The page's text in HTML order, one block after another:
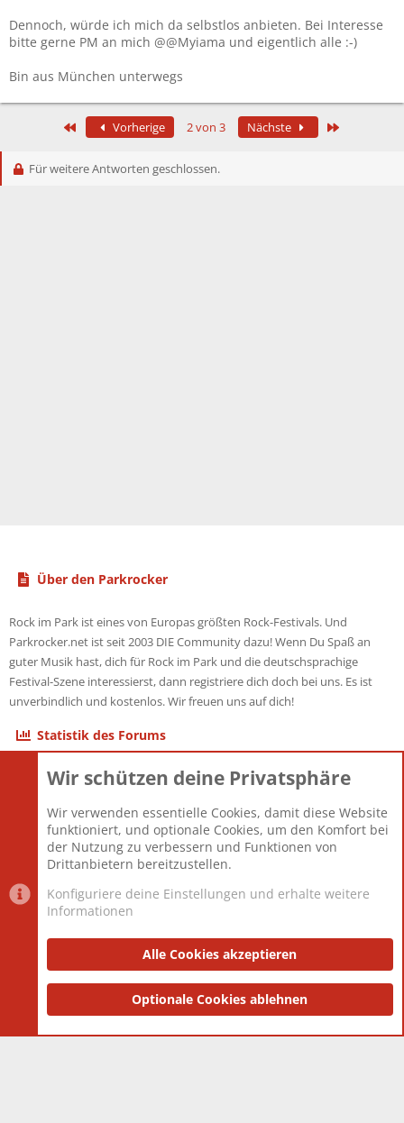
Dennoch, würde ich mich da selbstlos anbieten. Bei Interesse
bitte gerne PM an mich @@Myiama und eigentlich alle :-)
Bin aus München unterwegs
Erste Vorherige 2 von 3 Nächste
Für weitere Antworten geschlossen.
Über den Parkrocker
Rock im Park ist eines von Europas größten Rock-Festivals. Und
Parkrocker.net ist seit 2003 DIE Community dazu! Wenn Du Spaß an
guter Musik hast, dich für Rock im Park und die deutschsprachige
Festival-Szene interessierst, dann registriere dich doch bei uns. Es ist
unverbindlich und kostenlos. Wir freuen uns auf dich!
Statistik des Forums
Themen
Mitglieder
12.427
Neuestes Mitglied
Berlin
Datenschutzerklärung Impressum
Community platform by XenForo® © 2010-2025 XenForo Ltd.
and add-ons by ThemeHouse
Wir schützen deine Privatsphäre
Wir verwenden essentielle Cookies, damit diese Website
funktioniert, und optionale Cookies, um den Komfort bei
der Nutzung zu verbessern und Funktionen von
Drittanbietern bereitzustellen.
Konfiguriere deine Einstellungen und erhalte weitere
Informationen
Alle Cookies akzeptieren
Optionale Cookies ablehnen